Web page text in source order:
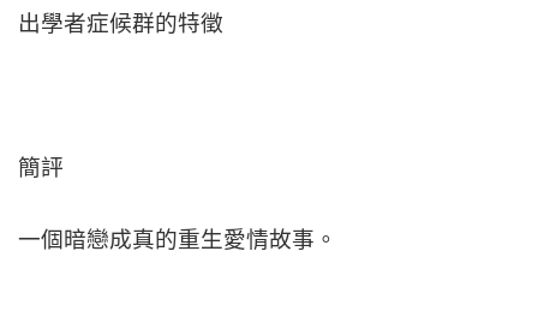
出學者症候群的特徵
簡評
一個暗戀成真的重生愛情故事。